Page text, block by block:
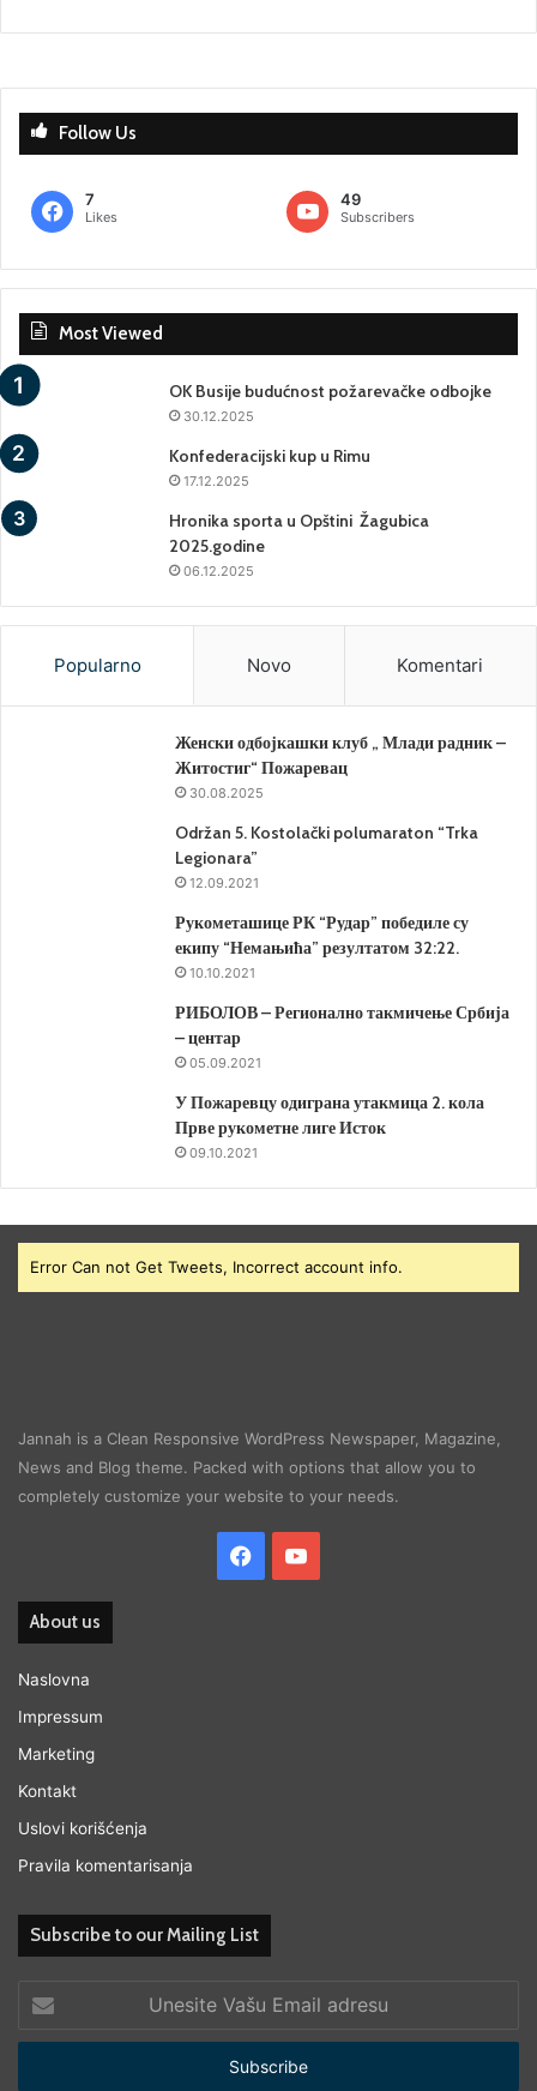
Follow Us
7
Likes
49
Subscribers
Most Viewed
OK Busije budućnost požarevačke odbojke
30.12.2025
Konfederacijski kup u Rimu
17.12.2025
Hronika sporta u Opštini Žagubica
2025.godine
06.12.2025
Popularno Novo Komentari
Женски одбојкашки клуб „ Млади радник –
Житостиг“ Пожаревац
30.08.2025
Održan 5. Kostolački polumaraton “Trka
Legionara”
12.09.2021
Рукометашице РК “Рудар” победиле су
екипу “Немањића” резултатом 32:22.
10.10.2021
РИБОЛОВ – Регионално такмичење Србија
– центар
05.09.2021
У Пожаревцу одиграна утакмица 2. кола
Прве рукометне лиге Исток
09.10.2021
Error Can not Get Tweets, Incorrect account info.
Jannah is a Clean Responsive WordPress Newspaper, Magazine,
News and Blog theme. Packed with options that allow you to
completely customize your website to your needs.
FacebookYouTube
About us
Naslovna
Impressum
Marketing
Kontakt
Uslovi korišćenja
Pravila komentarisanja
Subscribe to our Mailing List
Vašu
Email